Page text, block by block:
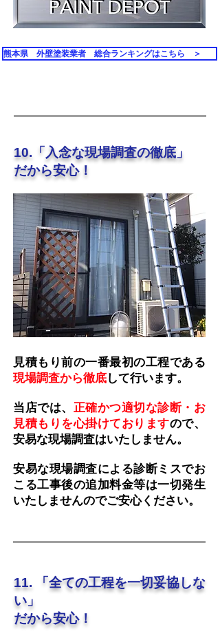
熊本県 外壁塗装業者 総合ランキングはこちら ＞
10.「入念な現場調査の徹底」
だから安心！
見積もり前の一番最初の工程である
現場調査から徹底して行います。
当店では、 正確かつ適切な診断・お
見積もりを心掛けておりますので、
安易な現場調査はいたしません。
安易な現場調査による診断ミスでお
こる工事後の追加料金等は一切発生
いたしませんのでご安心ください。
11. 「全ての工程を一切妥協しな
い」
だから安心！